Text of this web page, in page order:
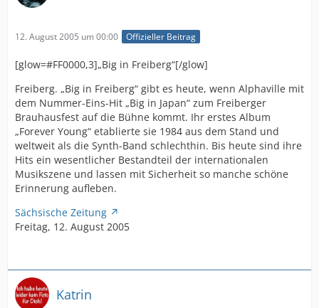
12. August 2005 um 00:00 Offizieller Beitrag
[glow=#FF0000,3]„Big in Freiberg“[/glow]
Freiberg. „Big in Freiberg“ gibt es heute, wenn Alphaville mit
dem Nummer-Eins-Hit „Big in Japan“ zum Freiberger
Brauhausfest auf die Bühne kommt. Ihr erstes Album
„Forever Young“ etablierte sie 1984 aus dem Stand und
weltweit als die Synth-Band schlechthin. Bis heute sind ihre
Hits ein wesentlicher Bestandteil der internationalen
Musikszene und lassen mit Sicherheit so manche schöne
Erinnerung aufleben.
Sächsische Zeitung
Freitag, 12. August 2005
Katrin